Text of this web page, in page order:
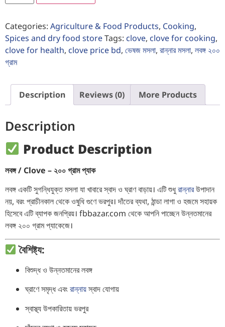
Categories: Agriculture & Food Products, Cooking,
Spices and dry food storeTags: clove, clove for cooking,
clove for health, clove price bd, ভেষজ মসলা, রান্নার মসলা, লবঙ্গ ২০০
গ্রাম
Description Reviews (0) More Products
Description
Product Description
লবঙ্গ / Clove – ২০০ গ্রাম প্যাক
লবঙ্গ একটি সুগন্ধিযুক্ত মসলা যা খাবারে স্বাদ ও ঘ্রাণ বাড়ায়। এটি শুধুরান্নারউপাদান
নয়, বরং প্রাচীনকাল থেকে ওষুধি গুণে ভরপুর। দাঁতের ব্যথা, ঠান্ডা লাগা ও হজমে সহায়ক
হিসেবে এটি ব্যাপক জনপ্রিয়। fbbazar.com থেকে আপনি পাচ্ছেন উন্নতমানের
লবঙ্গ ২০০ গ্রাম প্যাকেজে।
বৈশিষ্ট্য:
বিশুদ্ধ ও উন্নতমানের লবঙ্গ
ঘ্রাণে সমৃদ্ধ এবংরান্নায়স্বাদ যোগায়
স্বাস্থ্য উপকারিতায় ভরপুর